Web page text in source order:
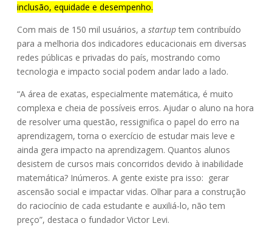
inclusão, equidade e desempenho.
Com mais de 150 mil usuários, a startup tem contribuído
para a melhoria dos indicadores educacionais em diversas
redes públicas e privadas do país, mostrando como
tecnologia e impacto social podem andar lado a lado.
“A área de exatas, especialmente matemática, é muito
complexa e cheia de possíveis erros. Ajudar o aluno na hora
de resolver uma questão, ressignifica o papel do erro na
aprendizagem, torna o exercício de estudar mais leve e
ainda gera impacto na aprendizagem. Quantos alunos
desistem de cursos mais concorridos devido à inabilidade
matemática? Inúmeros. A gente existe pra isso: gerar
ascensão social e impactar vidas. Olhar para a construção
do raciocínio de cada estudante e auxiliá-lo, não tem
preço”, destaca o fundador Victor Levi.